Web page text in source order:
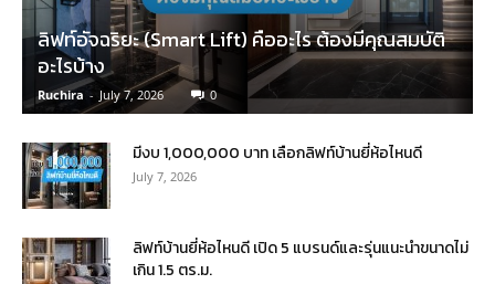
ลิฟท์อัจฉริยะ (Smart Lift) คืออะไร ต้องมีคุณสมบัติ
อะไรบ้าง
Ruchira - July 7, 2026 0
มีงบ 1,000,000 บาท เลือกลิฟท์บ้านยี่ห้อไหนดี
July 7, 2026
ลิฟท์บ้านยี่ห้อไหนดี เปิด 5 แบรนด์และรุ่นแนะนำขนาดไม่
เกิน 1.5 ตร.ม.